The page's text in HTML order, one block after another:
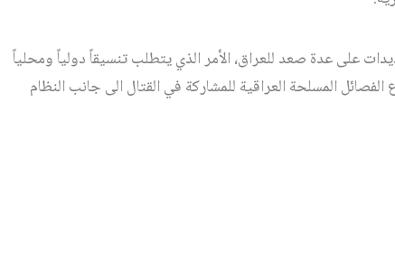
على عدة صعد للعراق، الأمر الذي يتطلب تنسيقاً دولياً ومحلياً
الفصائل المسلحة العراقية للمشاركة في القتال الى جانب النظام